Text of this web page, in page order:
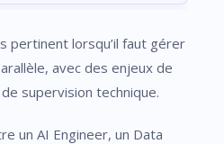
pertinent lorsqu’il faut gérer
avec des enjeux de
supervision technique.
un AI Engineer, un Data